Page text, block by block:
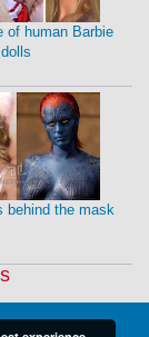
of human Barbie
dolls
behind the mask